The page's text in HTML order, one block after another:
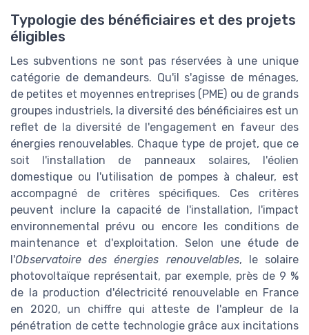
Typologie des bénéficiaires et des projets
éligibles
Les subventions ne sont pas réservées à une unique
catégorie de demandeurs. Qu'il s'agisse de ménages,
de petites et moyennes entreprises (PME) ou de grands
groupes industriels, la diversité des bénéficiaires est un
reflet de la diversité de l'engagement en faveur des
énergies renouvelables. Chaque type de projet, que ce
soit l'installation de panneaux solaires, l'éolien
domestique ou l'utilisation de pompes à chaleur, est
accompagné de critères spécifiques. Ces critères
peuvent inclure la capacité de l'installation, l'impact
environnemental prévu ou encore les conditions de
maintenance et d'exploitation. Selon une étude de
l'Observatoire des énergies renouvelables, le solaire
photovoltaïque représentait, par exemple, près de 9 %
de la production d'électricité renouvelable en France
en 2020, un chiffre qui atteste de l'ampleur de la
pénétration de cette technologie grâce aux incitations